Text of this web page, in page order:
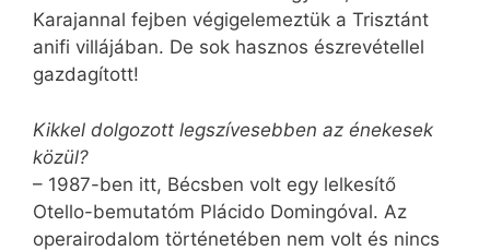
Karajannal fejben végigelemeztük a Trisztánt
anifi villájában. De sok hasznos észrevétellel
gazdagított!
Kikkel dolgozott legszívesebben az énekesek
közül?
– 1987-ben itt, Bécsben volt egy lelkesítő
Otello-bemutatóm Plácido Domingóval. Az
operairodalom történetében nem volt és nincs